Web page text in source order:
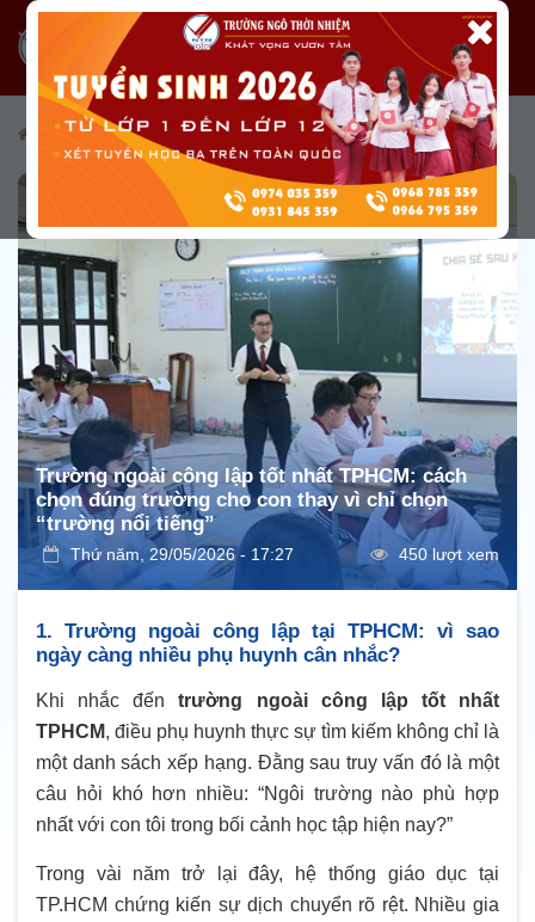
Tuyển sinh/Cẩm nang tuyển sinh
Trường ngoài công lập tốt nhất TPHCM: cách
chọn đúng trường cho con thay vì chỉ chọn
“trường nổi tiếng”
Thứ năm, 29/05/2026 - 17:27 450 lượt xem
1. Trường ngoài công lập tại TPHCM: vì sao
ngày càng nhiều phụ huynh cân nhắc?
Khi nhắc đếntrường ngoài công lập tốt nhất
TPHCM, điều phụ huynh thực sự tìm kiếm không chỉ là
một danh sách xếp hạng. Đằng sau truy vấn đó là một
câu hỏi khó hơn nhiều: “Ngôi trường nào phù hợp
nhất với con tôi trong bối cảnh học tập hiện nay?”
Trong vài năm trở lại đây, hệ thống giáo dục tại
TP.HCM chứng kiến sự dịch chuyển rõ rệt. Nhiều gia